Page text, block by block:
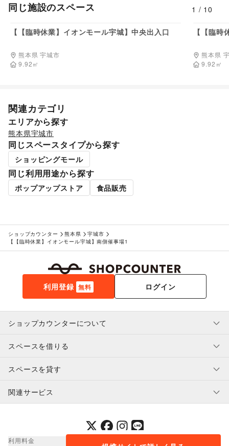
利用料金
同じ施設のスペース 1 / 10
【【臨時休業】イオンモール宇城】中央出入口
熊本県 宇城市
9.92㎡
【【臨
熊本県
9.92 ㎡
関連カテゴリ
エリアから探す
熊本県宇城市
同じスペースタイプから探す
ショッピングモール
同じ利用用途から探す
ポップアップストア 食品販売
ショップカウンター 熊本県
宇城市
【【臨時休業】イオンモール宇城】南側催事場1
利用登録 無料 ログイン
ショップカウンターについて
利用規約・ガイドライン
特定商取引法に基づく表示
補償プログラム
スペースを借りる
スペースを借りたい人へ
ユーザー利用規約
提携パートナー
スペースを貸す
スペースを貸したい方へ
オーナー利用規約
関連サービス
SHOPCOUNTER MAGAZINE
ショップカウンターエンタープライズ
運営会社 採用情報 プレスリリース